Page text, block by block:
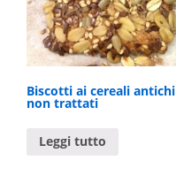
Biscotti ai cereali antichi
non trattati
Leggi tutto